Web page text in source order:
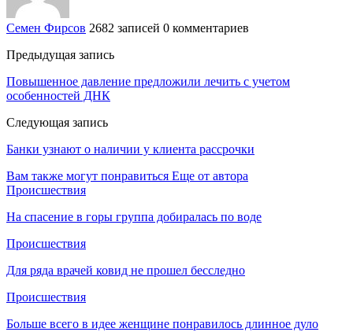
Семен Фирсов 2682 записей 0 комментариев
Предыдущая запись
Повышенное давление предложили лечить с учетом
особенностей ДНК
Следующая запись
Банки узнают о наличии у клиента рассрочки
Вам также могут понравиться Еще от автора
Происшествия
На спасение в горы группа добиралась по воде
Происшествия
Для ряда врачей ковид не прошел бесследно
Происшествия
Больше всего в идее женщине понравилось длинное дуло